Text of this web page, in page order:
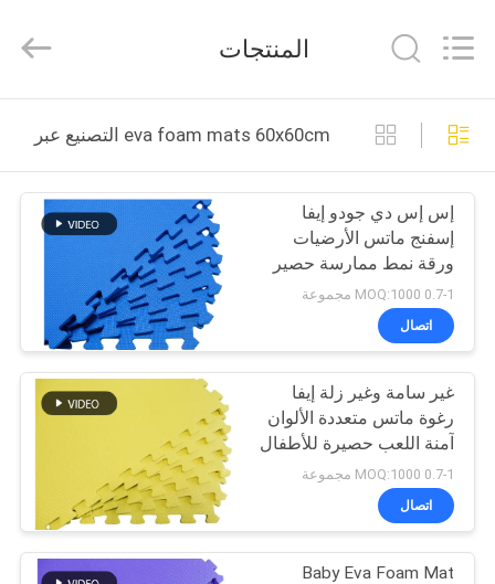
بيت
منتجات
أشرطة
فيديو
معلومات
جولة
في
المعمل
Copyright
2025
WeFoam
trading
All
Reserved.
Developed
المنتجات
eva foam mats 60x60cm التصنيع عبر الإنترنت
إس إس دي جودو إيفا
إسفنج ماتس الأرضيات
ورقة نمط ممارسة حصير
لعب الأطفال حصير
0.7-1 MOQ:1000 مجموعة
اتصال
غير سامة وغير زلة إيفا
رغوة ماتس متعددة الألوان
آمنة اللعب حصيرة للأطفال
0.7-1 MOQ:1000 مجموعة
اتصال
Baby Eva Foam Mat